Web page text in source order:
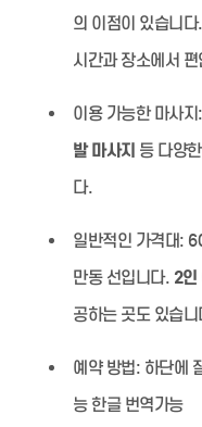
의 이점이 있습니
시간과 장소에서
이용 가능한 마사지:
발 마사지 등 다양
다.
일반적인 가격대:
만동 선입니다. 2인
공하는 곳도 있습
예약 방법: 하단에
능 한글 번역가능